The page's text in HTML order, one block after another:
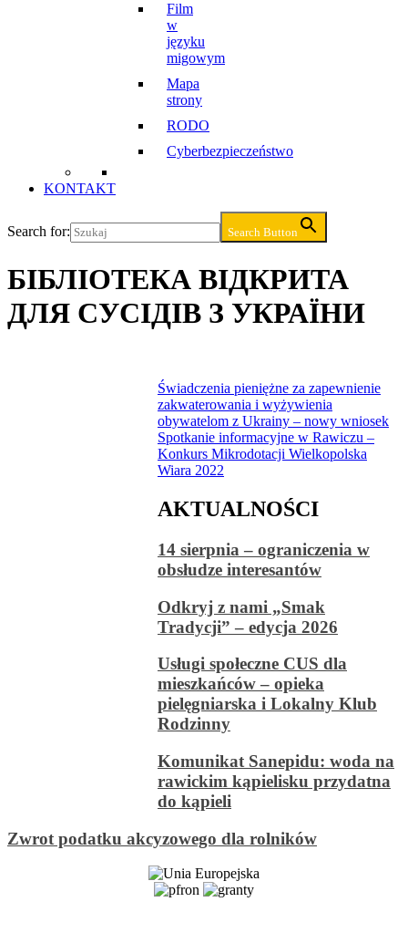
Film
w
języku
migowym
Mapa
strony
RODO
Cyberbezpieczeństwo
KONTAKT
Search for: Search Button
БІБЛІОТЕКА ВІДКРИТА
ДЛЯ СУСІДІВ З УКРАЇНИ
Świadczenia pieniężne za zapewnienie
zakwaterowania i wyżywienia
obywatelom z Ukrainy – nowy wniosek
Spotkanie informacyjne w Rawiczu –
Konkurs Mikrodotacji Wielkopolska
Wiara 2022
AKTUALNOŚCI
14 sierpnia – ograniczenia w
obsłudze interesantów
Odkryj z nami „Smak
Tradycji” – edycja 2026
Usługi społeczne CUS dla
mieszkańców – opieka
pielęgniarska i Lokalny Klub
Rodzinny
Komunikat Sanepidu: woda na
rawickim kąpielisku przydatna
do kąpieli
Zwrot podatku akcyzowego dla rolników